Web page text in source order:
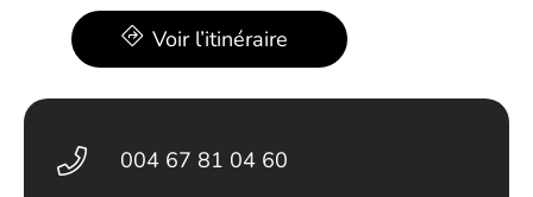
Voir l’itinéraire
004 67 81 04 60